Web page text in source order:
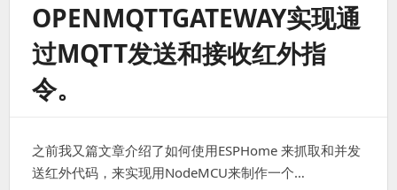
脚
本
例
子
OPENMQTTGATEWAY实现通
过MQTT发送和接收红外指
令。
之前我又篇文章介绍了如何使用ESPHome 来抓取和并发
送红外代码，来实现用NodeMCU来制作一个…